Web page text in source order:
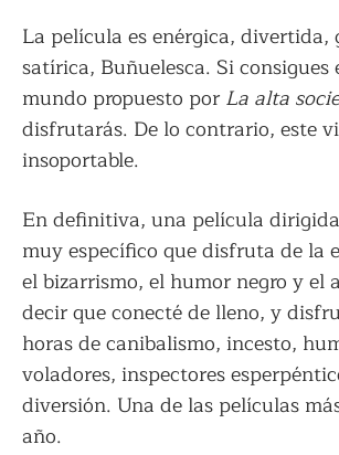
La película es enérgica, divertida,
satírica, Buñuelesca. Si
mundo propuesto por La alta
disfrutarás. De lo contrario, este
insoportable.
En definitiva, una película
muy específico que disfruta de la
el bizarrismo, el humor negro y el
decir que conecté de lleno, y
horas de canibalismo, incesto,
voladores, inspectores
diversión. Una de las películas
año.